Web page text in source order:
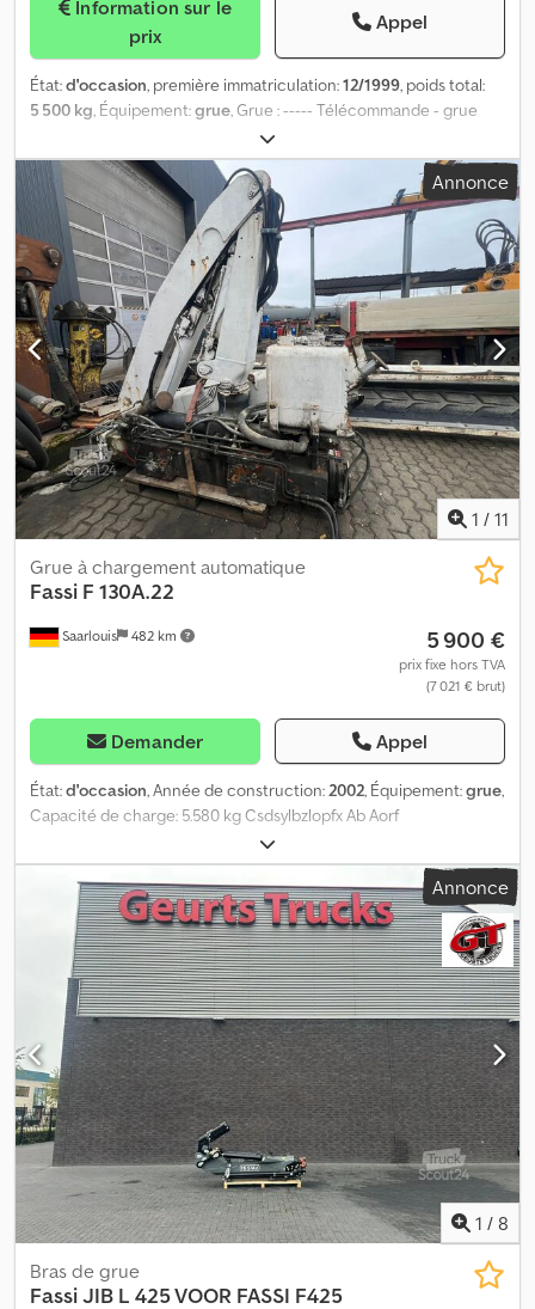
prix
Appel
État:d'occasion, première immatriculation:12/1999, poids total:
5 500 kg, Équipement:grue, Grue : ----- Télécommande - grue
Fassi 210, 5 extensions hydrauliques - conduite pour grappin -
crochet à palettes Credpfxox Dzrme Ab Ajf
Annonce
1 / 11
Saarlouis 482 km
Grue à chargement automatique
Fassi F 130A.22
5 900 €
prix fixe hors TVA
(7 021 € brut)
Demander Appel
État:d'occasion, Année de construction:2002, Équipement:grue,
Capacité de charge: 5.580 kg Csdsylbzlopfx Ab Aorf
Annonce
1 / 8
Bras de grue
FassiJIB L 425 VOOR FASSI F425